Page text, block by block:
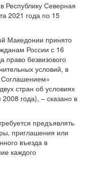
Республику Северная
2021 года по 15
Македонии принято
России с 16
право безвизового
условий, в
стран об условиях
года), – сказано в
предъявлять
приглашения или
въезда в
каждого